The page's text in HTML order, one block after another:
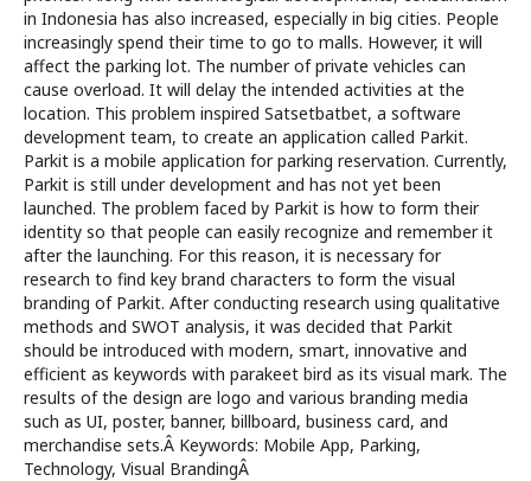
in Indonesia has also increased, especially in big cities. People
increasingly spend their time to go to malls. However, it will
affect the parking lot. The number of private vehicles can
cause overload. It will delay the intended activities at the
location. This problem inspired Satsetbatbet, a software
development team, to create an application called Parkit.
Parkit is a mobile application for parking reservation. Currently,
Parkit is still under development and has not yet been
launched. The problem faced by Parkit is how to form their
identity so that people can easily recognize and remember it
after the launching. For this reason, it is necessary for
research to find key brand characters to form the visual
branding of Parkit. After conducting research using qualitative
methods and SWOT analysis, it was decided that Parkit
should be introduced with modern, smart, innovative and
efficient as keywords with parakeet bird as its visual mark. The
results of the design are logo and various branding media
such as UI, poster, banner, billboard, business card, and
merchandise sets.Â Keywords: Mobile App, Parking,
Technology, Visual BrandingÂ